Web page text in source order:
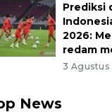
Prediksi
2026:
redam
3 Agustus
News